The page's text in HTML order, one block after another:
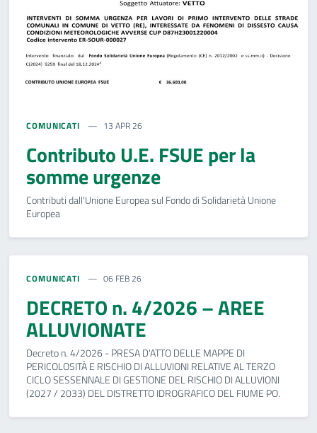
COMUNICATI 13 APR 26
Contributo U.E. FSUE per la
somme urgenze
Contributi dall'Unione Europea sul Fondo di Solidarietà Unione
Europea
COMUNICATI 06 FEB 26
DECRETO n. 4/2026 – AREE
ALLUVIONATE
Decreto n. 4/2026 - PRESA D'ATTO DELLE MAPPE DI
PERICOLOSITÀ E RISCHIO DI ALLUVIONI RELATIVE AL TERZO
CICLO SESSENNALE DI GESTIONE DEL RISCHIO DI ALLUVIONI
(2027 / 2033) DEL DISTRETTO IDROGRAFICO DEL FIUME PO.